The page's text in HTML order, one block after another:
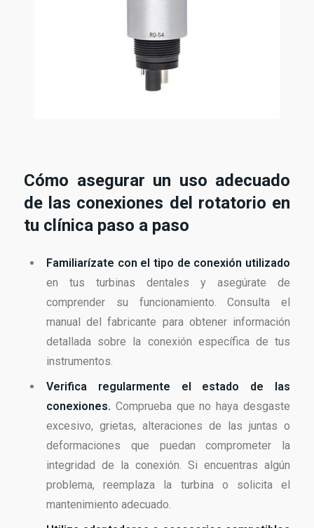
Cómo asegurar un uso adecuado
de las conexiones del rotatorio en
tu clínica paso a paso
Familiarízate con el tipo de conexión utilizado
en tus turbinas dentales y asegúrate de
comprender su funcionamiento. Consulta el
manual del fabricante para obtener información
detallada sobre la conexión específica de tus
instrumentos.
Verifica regularmente el estado de las
conexiones. Comprueba que no haya desgaste
excesivo, grietas, alteraciones de las juntas o
deformaciones que puedan comprometer la
integridad de la conexión. Si encuentras algún
problema, reemplaza la turbina o solicita el
mantenimiento adecuado.